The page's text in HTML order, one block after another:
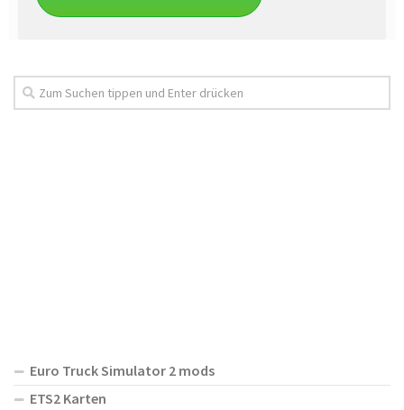
Euro Truck Simulator 2 mods
ETS2 Karten